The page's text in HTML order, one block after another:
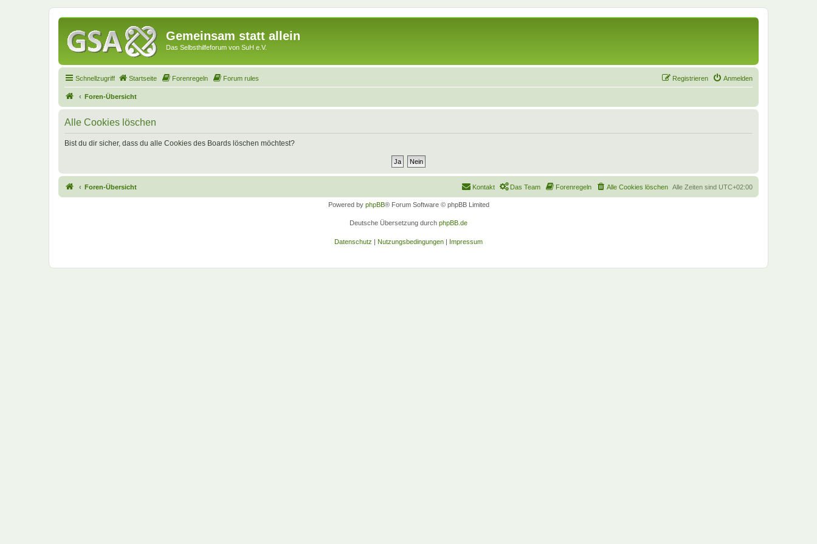
Gemeinsam statt allein
Das Selbsthilfeforum von SuH e.V.
Schnellzugriff Startseite Forenregeln Forum rules Anmelden
Registrieren
Foren-Übersicht
Alle Cookies löschen
Bist du dir sicher, dass du alle Cookies des Boards löschen möchtest?
Foren-Übersicht Alle Zeiten sind UTC+02:00
Alle Cookies löschen
Forenregeln
Das Team
Kontakt
Powered by phpBB® Forum Software © phpBB Limited
Deutsche Übersetzung durch phpBB.de
Datenschutz | Nutzungsbedingungen | Impressum